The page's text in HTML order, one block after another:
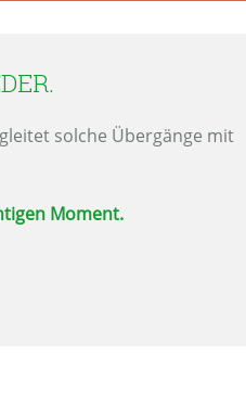
solche Übergänge mit
Moment.